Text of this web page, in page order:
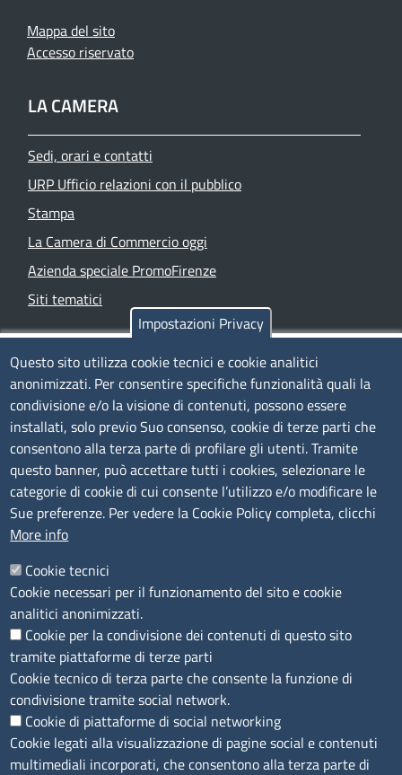
Mappa del sito
Accesso riservato
LA CAMERA
Sedi, orari e contatti
URP Ufficio relazioni con il pubblico
Stampa
La Camera di Commercio oggi
Azienda speciale PromoFirenze
Siti tematici
TRASPARENZA
Albo Online
Amministrazione trasparente
Bandi e concorsi
Segnalazioni Whistleblowing
Accessibilità
IBAN e pagamenti informatici
Informative privacy e cookie
Verifiche PA
Attuazione misure PNRR
Modulistica
SEGUICI SU
Impostazioni Privacy
Questo sito utilizza cookie tecnici e cookie analitici
anonimizzati. Per consentire specifiche funzionalità quali la
condivisione e/o la visione di contenuti, possono essere
installati, solo previo Suo consenso, cookie di terze parti che
consentono alla terza parte di profilare gli utenti. Tramite
questo banner, può accettare tutti i cookies, selezionare le
categorie di cookie di cui consente l’utilizzo e/o modificare le
Sue preferenze. Per vedere la Cookie Policy completa, clicchi
More info
Cookie tecnici
Cookie necessari per il funzionamento del sito e cookie
analitici anonimizzati.
Cookie per la condivisione dei contenuti di questo sito
tramite piattaforme di terze parti
Cookie tecnico di terza parte che consente la funzione di
condivisione tramite social network.
Cookie di piattaforme di social networking
Cookie legati alla visualizzazione di pagine social e contenuti
multimediali incorporati, che consentono alla terza parte di